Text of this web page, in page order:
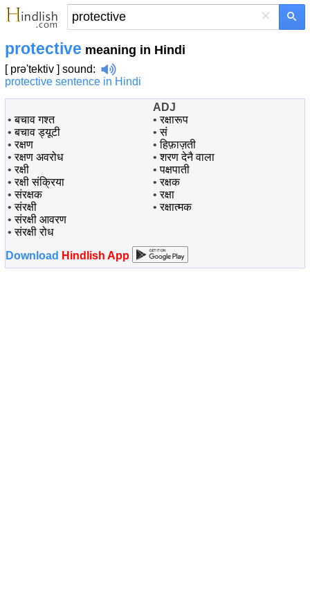
×
protective meaning in Hindi
[ prə'tektiv ] sound:
protective sentence in Hindi
•बचाव गश्त
•बचाव ड्‍यूटी
•रक्षण
•रक्षण अवरोध
•रक्षी
•रक्षी संक्रिया
•संरक्षक
•संरक्षी
•संरक्षी आवरण
•संरक्षी रोध
ADJ
•रक्षारूप
•सं
•हिफ़ाज़ती
•शरण देनै वाला
•पक्षपाती
•रक्षक
•रक्षा
•रक्षात्मक
Download Hindlish App